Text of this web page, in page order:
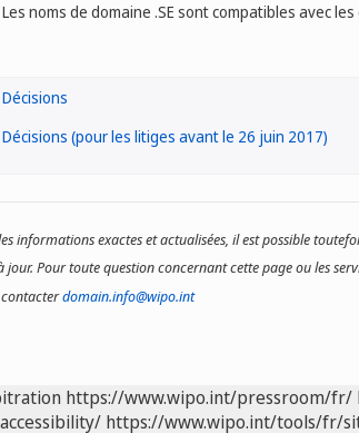
Les noms de domaine .SE sont compatibles avec
Décisions
Décisions (pour les litiges avant le 26 juin 2017)
informations exactes et actualisées, il est possible
jour. Pour toute question concernant cette page ou les
contacterdomain.info@wipo.int
https://www.wipo.int/pressroom/fr/
https://www.wipo.int/tools/fr/